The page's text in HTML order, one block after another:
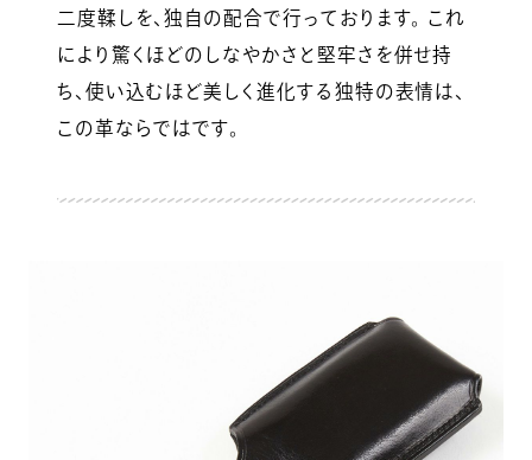
二度鞣しを、独自の配合で行っております。 これ
により驚くほどのしなやかさと堅牢さを併せ持
ち、使い込むほど美しく進化する独特の表情は、
この革ならではです。